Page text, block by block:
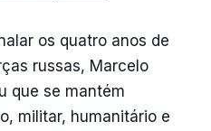
os quatro anos de
russas, Marcelo
que se mantém
militar, humanitário e